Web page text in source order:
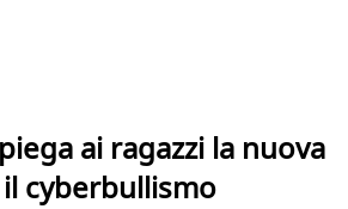
ai ragazzi la nuova
cyberbullismo